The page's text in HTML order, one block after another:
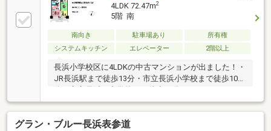
4LDK 72.47m2
5階 南
南向き 駐車場あり
所有権
システムキッチン
エレベーター 2階以上
長浜小学校区に4LDKの中古マンションが出ました！・
JR長浜駅まで徒歩13分・市立長浜小学校まで徒歩10
長浜平方店まで徒歩6分
グラン・ブルー長浜表参道